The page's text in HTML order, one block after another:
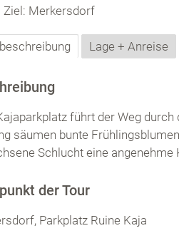
Ziel: Merkersdorf
Lage + Anreise
führt der Weg
säumen bunte
Schlucht eine angenehme
der Tour
Parkplatz Ruine Kaja